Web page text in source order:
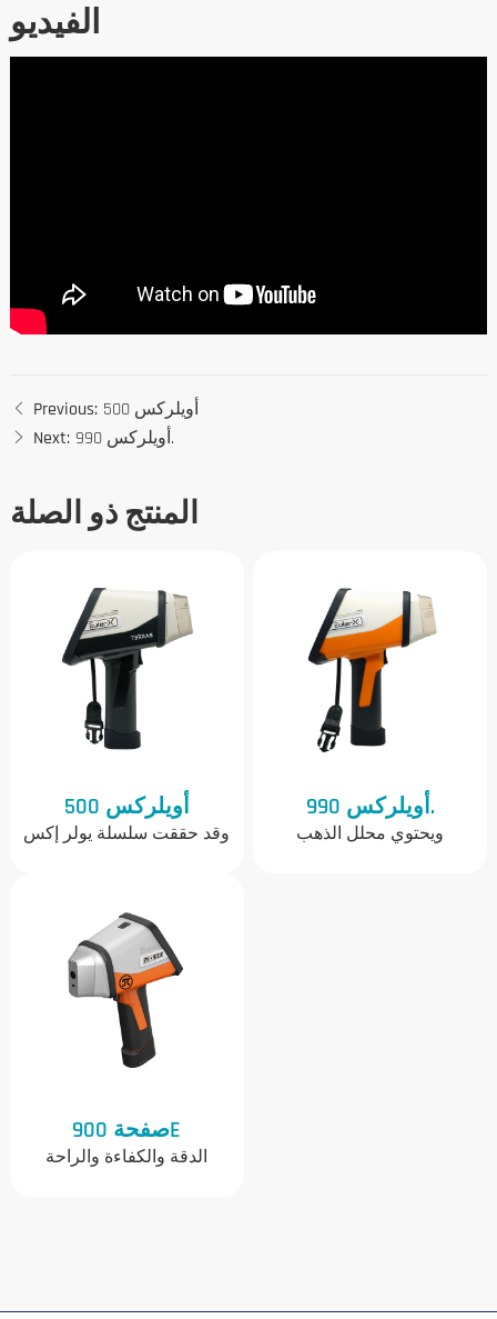
الفيديو
Previous:
أويلركس 500
Next:
أويلركس 990.
المنتج ذو الصلة
أويلركس 500
وقد حققت سلسلة يولر إكس
اليدوية العاملة بالأشعة
السينية (XRF)
أويلركس 990.
ويحتوي محلل الذهب
صفحة 900E
الدقة والكفاءة والراحة